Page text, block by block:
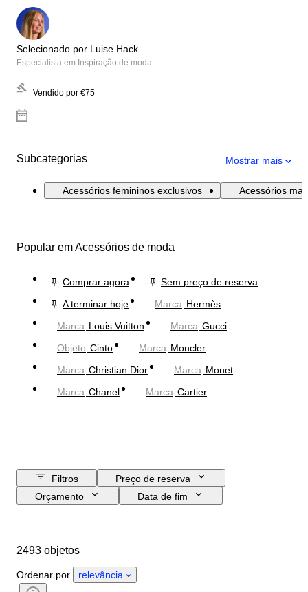
Selecionado por Luise Hack
Especialista em Inspiração de moda
Vendido por €75
Subcategorias Mostrar mais
Acessórios femininos exclusivos Acessórios
Popular em Acessórios de moda
Comprar agora
Sem preço de reserva
A terminar hoje
Marca Hermès
Marca Louis Vuitton Marca Gucci
Objeto Cinto Marca Moncler
Marca Christian Dior Marca Monet
Marca Chanel Marca Cartier
Filtros
Preço de reserva
Orçamento
Data de fim
País de origem
Estado
Pedra
Certificação
2493 objetos
Ordenar por relevância